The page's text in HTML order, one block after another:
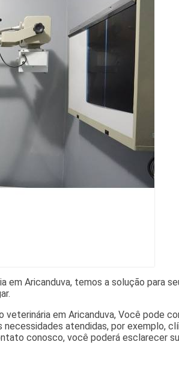
em Aricanduva, temos a solução para
em Aricanduva, Você pode
atendidas, por exemplo,
conosco, você poderá esclarecer